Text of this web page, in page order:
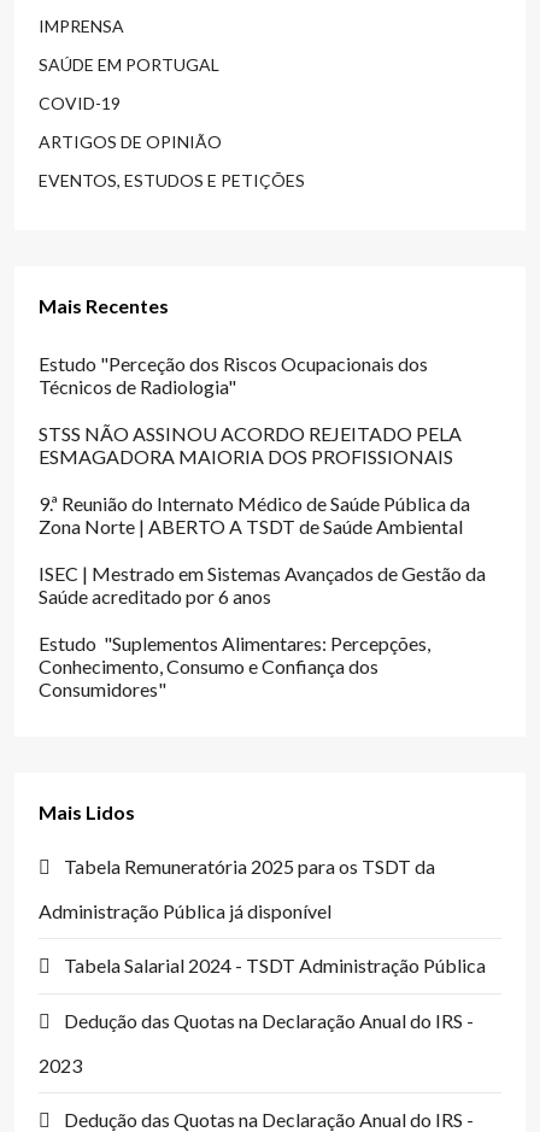
IMPRENSA
SAÚDE EM PORTUGAL
COVID-19
ARTIGOS DE OPINIÃO
EVENTOS, ESTUDOS E PETIÇÕES
Mais Recentes
Estudo "Perceção dos Riscos Ocupacionais dos
Técnicos de Radiologia"
STSS NÃO ASSINOU ACORDO REJEITADO PELA
ESMAGADORA MAIORIA DOS PROFISSIONAIS
9.ª Reunião do Internato Médico de Saúde Pública da
Zona Norte | ABERTO A TSDT de Saúde Ambiental
ISEC | Mestrado em Sistemas Avançados de Gestão da
Saúde acreditado por 6 anos
Estudo "Suplementos Alimentares: Percepções,
Conhecimento, Consumo e Confiança dos
Consumidores"
Mais Lidos
Tabela Remuneratória 2025 para os TSDT da
Administração Pública já disponível
Tabela Salarial 2024 - TSDT Administração Pública
Dedução das Quotas na Declaração Anual do IRS -
2023
Dedução das Quotas na Declaração Anual do IRS -